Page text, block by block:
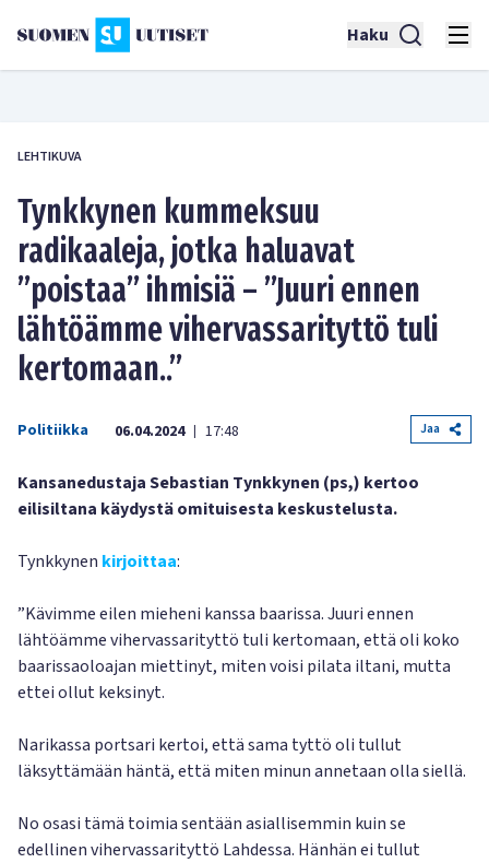
Haku
LEHTIKUVA
Tynkkynen kummeksuu
radikaaleja, jotka haluavat
”poistaa” ihmisiä – ”Juuri ennen
lähtöämme vihervassarityttö tuli
kertomaan..”
Politiikka 06.04.2024 | 17:48 Jaa
Kansanedustaja Sebastian Tynkkynen (ps,) kertoo
eilisiltana käydystä omituisesta keskustelusta.
Tynkkynen kirjoittaa:
”Kävimme eilen mieheni kanssa baarissa. Juuri ennen
lähtöämme vihervassarityttö tuli kertomaan, että oli koko
baarissaoloajan miettinyt, miten voisi pilata iltani, mutta
ettei ollut keksinyt.
Narikassa portsari kertoi, että sama tyttö oli tullut
läksyttämään häntä, että miten minun annetaan olla siellä.
No osasi tämä toimia sentään asiallisemmin kuin se
edellinen vihervassarityttö Lahdessa. Hänhän ei tullut